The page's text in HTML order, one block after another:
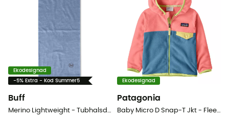
Ekodesignad
-5% Extra - Kod Summer5
Buff
Merino Lightweight - Tubhalsduk - Barn
Ekodesignad
Patagonia
Baby Micro D Snap-T Jkt - Fleecetröjor Barn